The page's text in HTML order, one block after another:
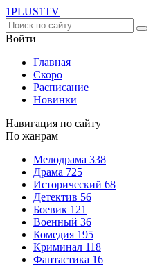
1PLUS1TV
Войти
Главная
Скоро
Расписание
Новинки
Навигация по сайту
По жанрам
Мелодрама 338
Драма 725
Исторический 68
Детектив 56
Боевик 121
Военный 36
Комедия 195
Криминал 118
Фантастика 16